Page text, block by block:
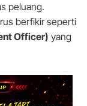
peluang.
berfikir seperti
Officer) yang